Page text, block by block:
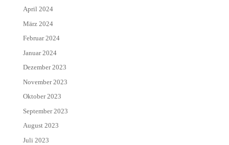
April 2024
März 2024
Februar 2024
Januar 2024
Dezember 2023
November 2023
Oktober 2023
September 2023
August 2023
Juli 2023